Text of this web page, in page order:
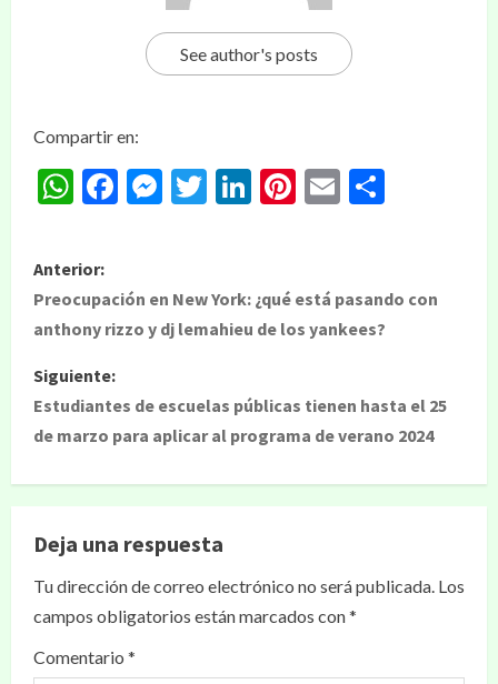
See author's posts
Compartir en:
WhatsApp
Facebook
Messenger
Twitter
LinkedIn
Pinterest
Email
Anterior:
Preocupación en New York: ¿qué está pasando con
anthony rizzo y dj lemahieu de los yankees?
Siguiente:
Estudiantes de escuelas públicas tienen hasta el 25
de marzo para aplicar al programa de verano 2024
Deja una respuesta
Tu dirección de correo electrónico no será publicada. Los
campos obligatorios están marcados con*
Comentario *